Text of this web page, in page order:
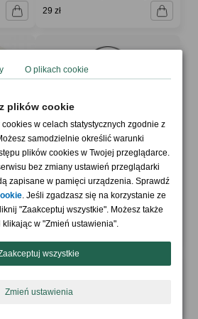
29 zł
prezent dla koleżanki z pracy
79,90 zł
O plikach cookie
plików cookie
w celach statystycznych zgodnie z
samodzielnie określić warunki
plików cookies w Twojej przeglądarce.
bez zmiany ustawień przeglądarki
zapisane w pamięci urządzenia. Sprawdź
. Jeśli zgadzasz się na korzystanie ze
"Zaakceptuj wszystkie". Możesz także
w "Zmień ustawienia".
wszystkie
Zmień ustawienia